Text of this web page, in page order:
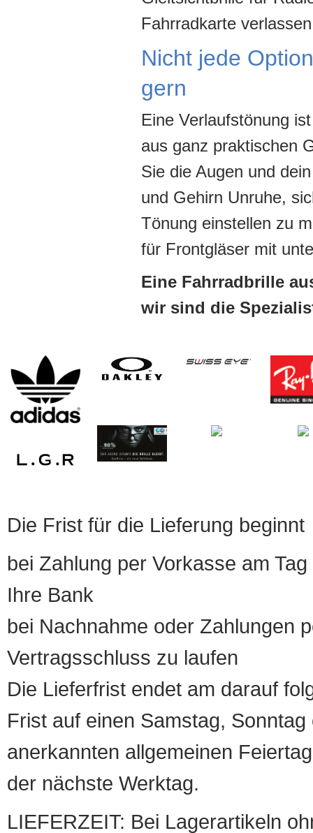
Fahrradkarte
Nicht jede
gern
Eine Verlaufstönung
aus ganz praktischen
Sie die Augen und
und Gehirn Unruhe,
Tönung einstellen zu
für Frontgläser mit
Eine Fahrradbrille
wir sind die
Die Frist für die Lieferung beginnt
bei Zahlung per Vorkasse am
Ihre Bank
bei Nachnahme oder Zahlungen
Vertragsschluss zu laufen
Die Lieferfrist endet am darauf
Frist auf einen Samstag,
anerkannten allgemeinen
der nächste Werktag.
LIEFERZEIT: Bei Lagerartikeln